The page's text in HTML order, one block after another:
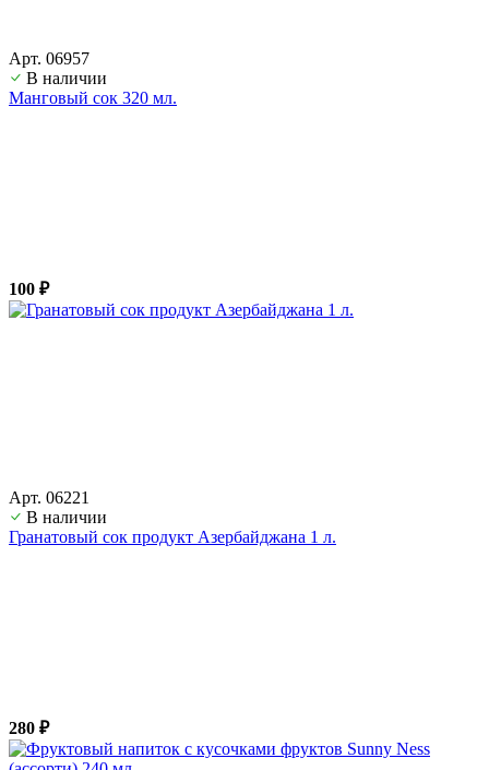
Арт. 06957
В наличии
Манговый сок 320 мл.
100 ₽
Арт. 06221
В наличии
Гранатовый сок продукт Азербайджана 1 л.
280 ₽